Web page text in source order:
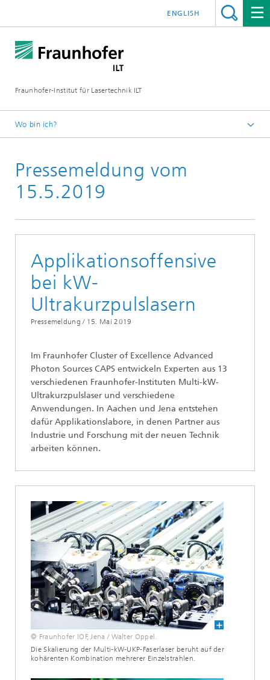
Fraunhofer-Institut für Lasertechnik ILT
ENGLISH
Wo bin ich?
Pressemitteilungen
Pressemeldung vom
15.5.2019
Applikationsoffensive
bei kW-
Ultrakurzpulslasern
Pressemeldung / 15. Mai 2019
Im Fraunhofer Cluster of Excellence Advanced
Photon Sources CAPS entwickeln Experten aus 13
verschiedenen Fraunhofer-Instituten Multi-kW-
Ultrakurzpulslaser und verschiedene
Anwendungen. In Aachen und Jena entstehen
dafür Applikationslabore, in denen Partner aus
Industrie und Forschung mit der neuen Technik
arbeiten können.
© Fraunhofer IOF, Jena / Walter Oppel.
Die Skalierung der Multi-kW-UKP-Faserlaser beruht auf der
kohärenten Kombination mehrerer Einzelstrahlen.